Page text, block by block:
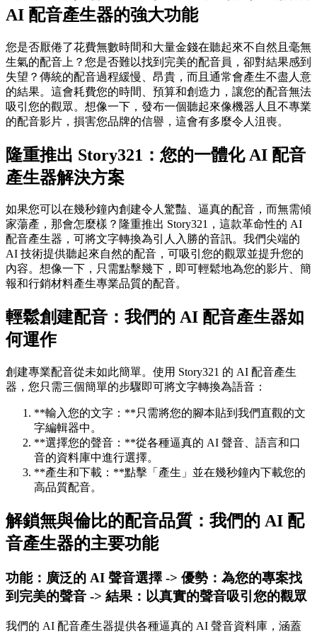
AI 配音產生器的強大功能
您是否厭倦了花費無數時間和大量金錢在聽起來不自然且毫無
生氣的配音上？您是否難以找到完美的配音員，卻對結果感到
失望？傳統的配音過程緩慢、昂貴，而且通常會產生不盡人意
的結果。這會耗費您的時間、預算和創造力，讓您的配音無法
吸引您的觀眾。想像一下，發布一個聽起來像機器人且不專業
的配音影片，損害您品牌的信譽，這會有多麼令人沮喪。
隆重推出 Story321：您的一體化 AI 配音
產生器解決方案
如果您可以在幾秒鐘內創建令人驚豔、逼真的配音，而無需傾
家蕩產，那會怎麼樣？隆重推出 Story321，這款革命性的 AI
配音產生器，可將文字轉換為引人入勝的音訊。我們尖端的
AI 技術提供聽起來自然的配音，可吸引您的觀眾並提升您的
內容。想像一下，只需點擊幾下，即可輕鬆地為您的影片、簡
報和行銷材料產生專業品質的配音。
輕鬆創建配音：我們的 AI 配音產生器如
何運作
創建專業配音從未如此簡單。使用 Story321 的 AI 配音產生
器，您只需三個簡單的步驟即可將文字轉換為語音：
**輸入您的文字：**只需將您的腳本貼到我們直觀的文
字編輯器中。
**選擇您的聲音：**從各種逼真的 AI 聲音、語言和口
音的資料庫中進行選擇。
**產生和下載：**點擊「產生」並在幾秒鐘內下載您的
高品質配音。
解鎖無與倫比的配音品質：我們的 AI 配
音產生器的主要功能
功能：廣泛的 AI 聲音選擇 -> 優勢：為您的專案找
到完美的聲音 -> 結果：以真實的聲音吸引您的觀眾
我們的 AI 配音產生器提供各種逼真的 AI 聲音資料庫，涵蓋